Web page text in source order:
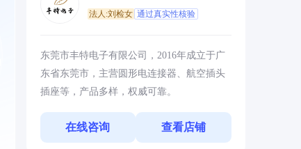
法人:刘检女 通过真实性核验
东莞市丰特电子有限公司，2016年成立于广
东省东莞市，主营圆形电连接器、航空插头
插座等，产品多样，权威可靠。
在线咨询 查看店铺